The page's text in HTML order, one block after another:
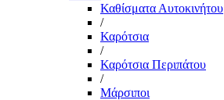
Καθίσματα Αυτοκινήτου
/
Καρότσια
/
Καρότσια Περιπάτου
/
Μάρσιποι